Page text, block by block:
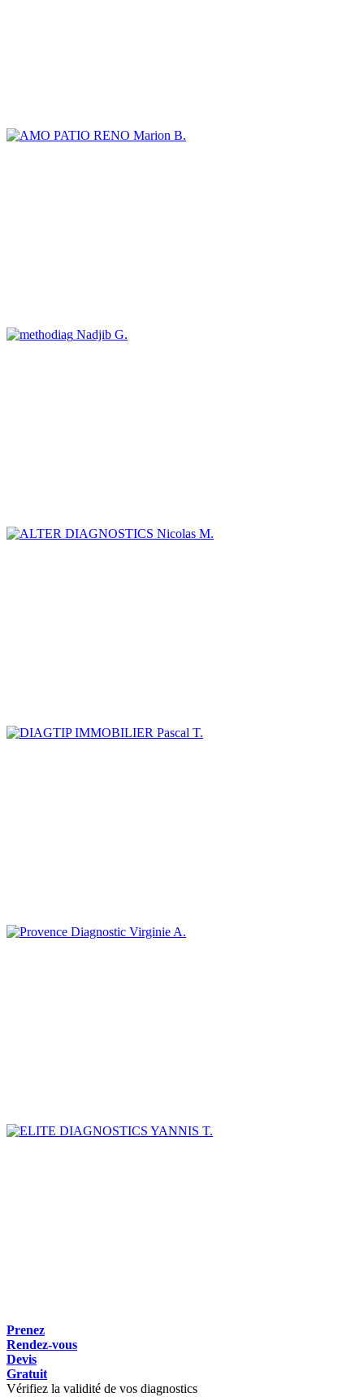
Marion B.
Nadjib G.
Nicolas M.
Pascal T.
Virginie A.
YANNIS T.
Prenez
Rendez-vous
Devis
Gratuit
Vérifiez la validité de vos diagnostics